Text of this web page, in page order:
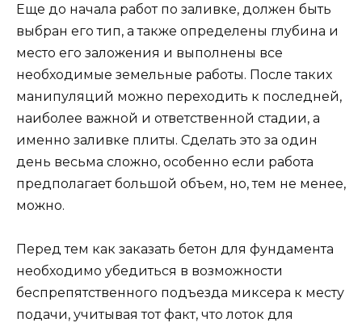
Еще до начала работ по заливке, должен быть
выбран его тип, а также определены глубина и
место его заложения и выполнены все
необходимые земельные работы. После таких
манипуляций можно переходить к последней,
наиболее важной и ответственной стадии, а
именно заливке плиты. Сделать это за один
день весьма сложно, особенно если работа
предполагает большой объем, но, тем не менее,
можно.
Перед тем как заказать бетон для фундамента
необходимо убедиться в возможности
беспрепятственного подъезда миксера к месту
подачи, учитывая тот факт, что лоток для